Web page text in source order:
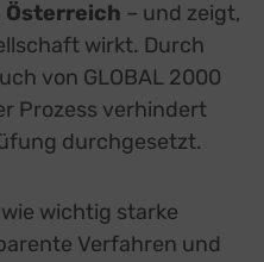
– und zeigt,
wirkt. Durch
von GLOBAL 2000
Prozess verhindert
durchgesetzt.
wichtig starke
Verfahren und